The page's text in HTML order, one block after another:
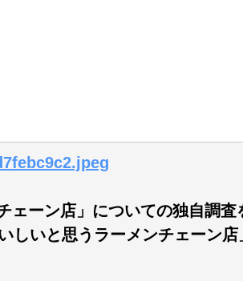
ーン店」についての独自調査
しいと思うラーメンチェーン